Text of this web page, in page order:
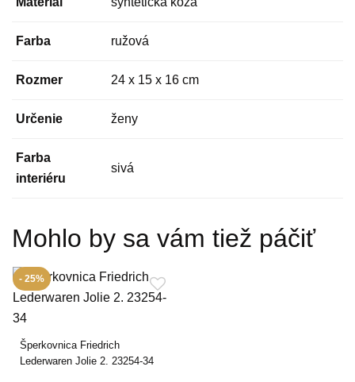
Farba ružová
Rozmer 24 x 15 x 16 cm
Určenie ženy
Farba
interiéru
sivá
Mohlo by sa vám tiež páčiť
- 25%
Šperkovnica Friedrich
Lederwaren Jolie 2. 23254-34